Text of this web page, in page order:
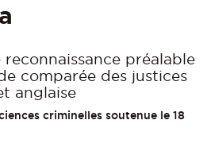
reconnaissance préalable
comparée des justices
anglaise
criminelles soutenue le 18